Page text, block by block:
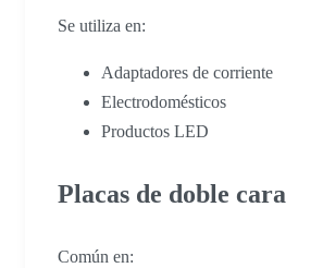
Se utiliza en:
Adaptadores de corriente
Electrodomésticos
Productos LED
Placas de doble cara
Común en: